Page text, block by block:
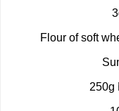
Flour of soft
250g